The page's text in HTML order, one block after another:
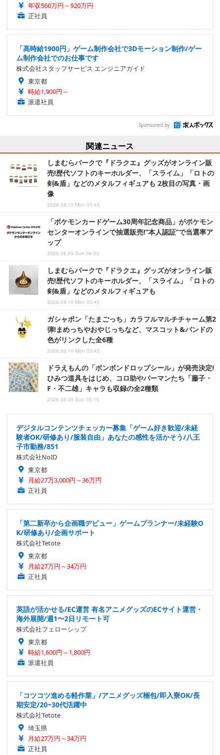
年収560万円～920万円
正社員
「高時給1900円」ゲーム制作会社で3Dモーション制作/ゲー
ム制作会社でのお仕事です
株式会社スタッフサービス エンジニアガイド
東京都
時給1,900円～
派遣社員
Sponsored by
関連ニュース
しまむらパークで『ドラクエ』グッズがオンライン販
売!歴代ソフトのキーホルダー、「スライム」「ロトの
剣&盾」などのメタルフィギュアも 2枚目の写真・画
像
2026.08.10 Mon 05:45
「ポケモンカードゲーム30周年記念商品」がポケモン
センターオンラインで抽選販売!“本人認証”で当選率ア
ップ
2026.08.09 Sun 09:30
しまむらパークで『ドラクエ』グッズがオンライン販
売!歴代ソフトのキーホルダー、「スライム」「ロトの
剣&盾」などのメタルフィギュアも
2026.08.10 Mon 05:45
ガシャポン「たまごっち」カラフルマルチチャーム第2
弾!まめっちやおやじっちなど、マスコット&バンドの
色がリンクした全6種
2026.08.10 Mon 03:45
ドラえもんの「ボンボンドロップシール」が発売決定!
ひみつ道具をはじめ、コロ助やパーマンたち「藤子・
F・不二雄」キャラも収録の全2種類
2026.08.09 Sun 05:15
デジタルコンテンツチェッカー募集「ゲーム好き歓迎/未経
験者OK/研修あり/服装自由」あなたの感性を活かそう/八王
子市勤務/851
株式会社NoID
東京都
月給27万3,000円～36万円
正社員
「第二新卒から企画職デビュー」ゲームプランナー/未経験O
K/研修あり/企画サポート
株式会社Tetote
東京都
月給27万円～34万円
正社員
英語が活かせる/EC運営 有名アニメグッズのECサイト運営・
海外展開/週1〜2日リモート可
株式会社フェローシップ
東京都
時給1,600円～1,800円
派遣社員
「コツコツ進める軽作業」/アニメグッズ梱包/即入寮OK/長
期安定/20~30代活躍中
株式会社Tetote
埼玉県
月給27万円～34万円
正社員